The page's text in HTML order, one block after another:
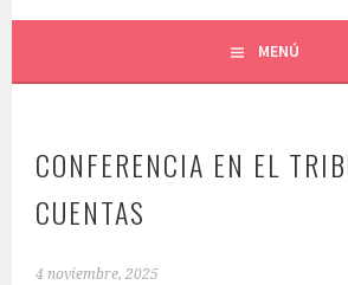
MENÚ
CONFERENCIA EN EL
CUENTAS
4 noviembre, 2025